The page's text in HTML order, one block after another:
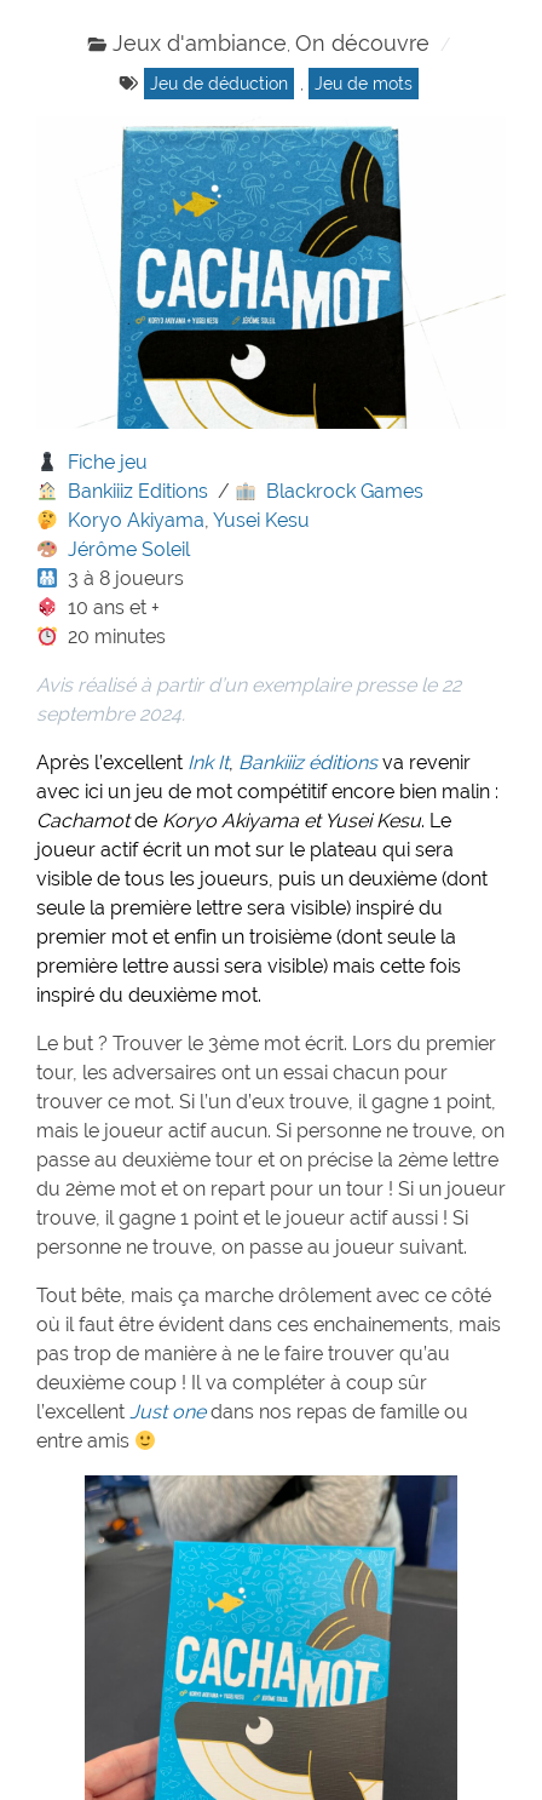
Jeux d'ambiance, On découvre
Jeu de déduction , Jeu de mots
Fiche jeu
Bankiiiz Editions /
Blackrock Games
Koryo Akiyama,Yusei Kesu
Jérôme Soleil
3 à 8 joueurs
10 ans et +
20 minutes
Avis réalisé à partir d’un exemplaire presse le 22
septembre 2024.
Après l’excellent Ink It, Bankiiiz éditionsva revenir
avec ici un jeu de mot compétitif encore bien malin :
Cachamotde Koryo Akiyama et Yusei Kesu. Le
joueur actif écrit un mot sur le plateau qui sera
visible de tous les joueurs, puis un deuxième (dont
seule la première lettre sera visible) inspiré du
premier mot et enfin un troisième (dont seule la
première lettre aussi sera visible) mais cette fois
inspiré du deuxième mot.
Le but ? Trouver le 3ème mot écrit. Lors du premier
tour, les adversaires ont un essai chacun pour
trouver ce mot. Si l’un d’eux trouve, il gagne 1 point,
mais le joueur actif aucun. Si personne ne trouve, on
passe au deuxième tour et on précise la 2ème lettre
du 2ème mot et on repart pour un tour ! Si un joueur
trouve, il gagne 1 point et le joueur actif aussi ! Si
personne ne trouve, on passe au joueur suivant.
Tout bête, mais ça marche drôlement avec ce côté
où il faut être évident dans ces enchainements, mais
pas trop de manière à ne le faire trouver qu’au
deuxième coup ! Il va compléter à coup sûr
l’excellent Just onedans nos repas de famille ou
entre amis